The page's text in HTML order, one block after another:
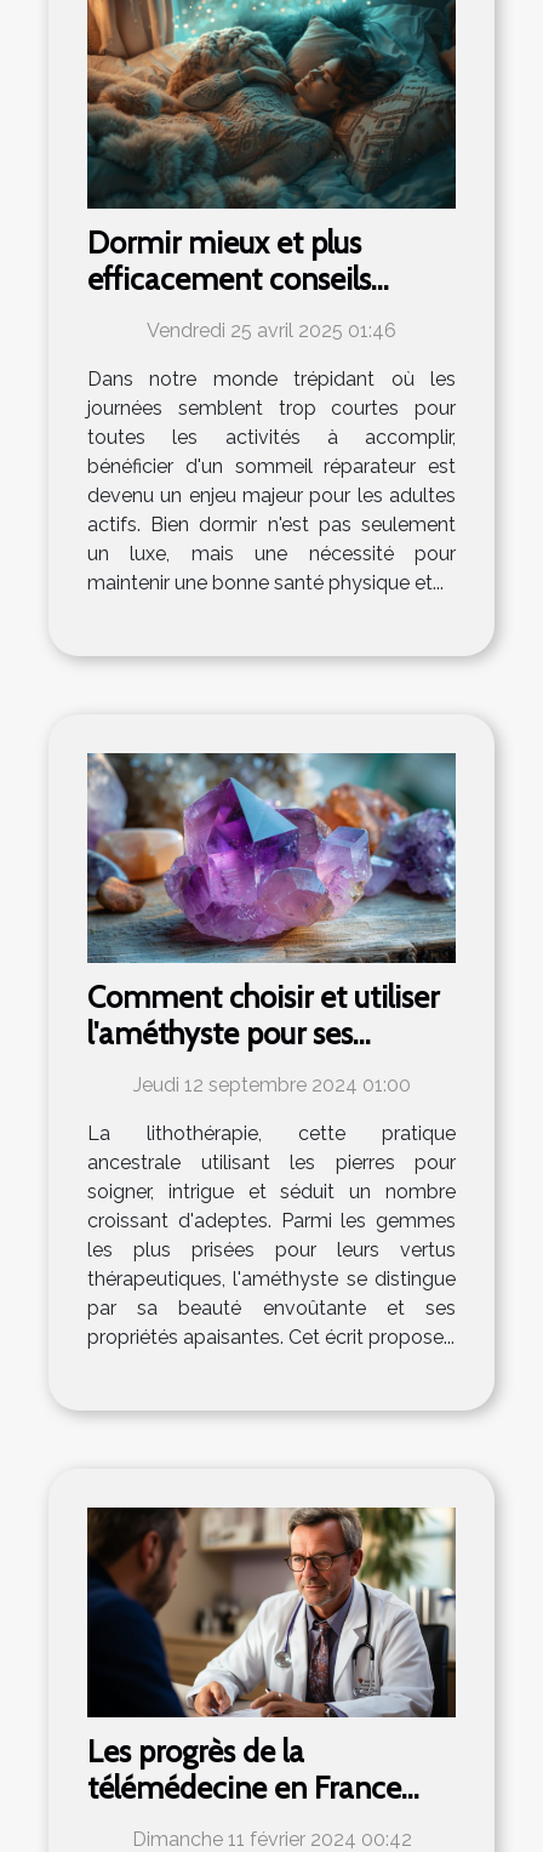
Dormir mieux et plus
efficacement conseils
pratiques pour les adultes
Vendredi 25 avril 2025 01:46
Dans notre monde trépidant où les
journées semblent trop courtes pour
toutes les activités à accomplir,
bénéficier d'un sommeil réparateur est
devenu un enjeu majeur pour les adultes
actifs. Bien dormir n'est pas seulement
un luxe, mais une nécessité pour
maintenir une bonne santé physique et...
Comment choisir et utiliser
l'améthyste pour ses
bienfaits en lithothérapie
Jeudi 12 septembre 2024 01:00
La lithothérapie, cette pratique
ancestrale utilisant les pierres pour
soigner, intrigue et séduit un nombre
croissant d'adeptes. Parmi les gemmes
les plus prisées pour leurs vertus
thérapeutiques, l'améthyste se distingue
par sa beauté envoûtante et ses
propriétés apaisantes. Cet écrit propose...
Les progrès de la
télémédecine en France
suite à la crise de la COVID-
Dimanche 11 février 2024 00:42